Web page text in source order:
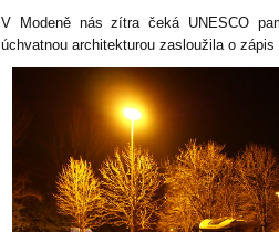
V Modeně nás zítra čeká UNESCO
úchvatnou architekturou zasloužila o